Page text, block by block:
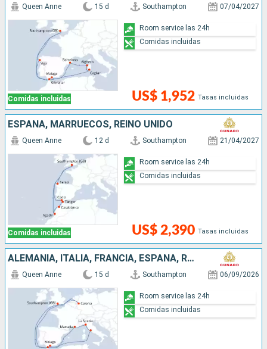
Comidas incluidas
Queen Anne 15 d Southampton 07/04/2027
US$ 1,952 Tasas incluidas
Room service las 24h
Comidas incluidas
ESPAÑA, MARRUECOS, REINO UNIDO
Comidas incluidas
Queen Anne 12 d Southampton 21/04/2027
US$ 2,390 Tasas incluidas
Room service las 24h
Comidas incluidas
ALEMANIA, ITALIA, FRANCIA, ESPAÑA, REINO UNIDO
Queen Anne 15 d Southampton 06/09/2026
Room service las 24h
Comidas incluidas